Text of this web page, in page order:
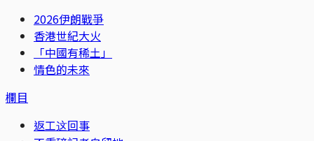
2026伊朗戰爭
香港世紀大火
「中國有稀土」
情色的未來
欄目
返工这回事